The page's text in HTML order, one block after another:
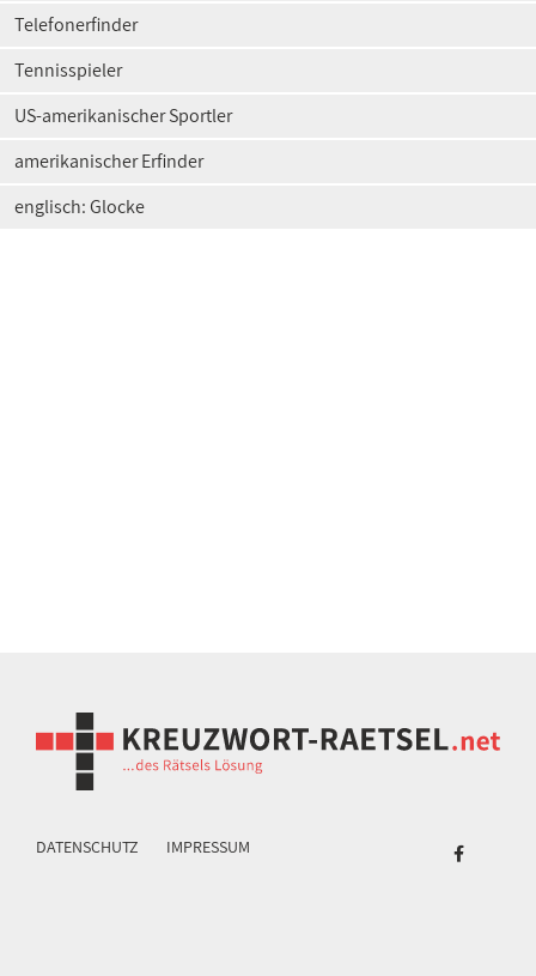
Telefonerfinder
Tennisspieler
US-amerikanischer Sportler
amerikanischer Erfinder
englisch: Glocke
DATENSCHUTZ IMPRESSUM